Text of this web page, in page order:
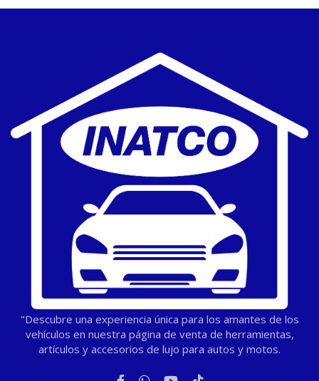
"Descubre una experiencia única para los amantes de los
vehículos en nuestra página de venta de herramientas,
artículos y accesorios de lujo para autos y motos.